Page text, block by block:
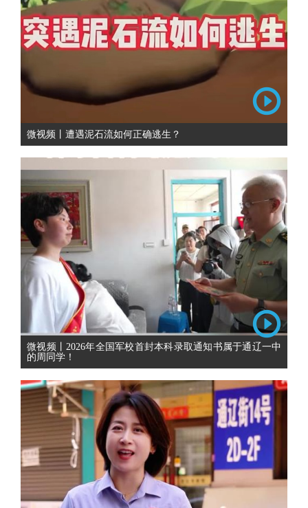
微视频丨遭遇泥石流如何正确逃生？
微视频丨2026年全国军校首封本科录取通知书属于通辽一中
的周同学！